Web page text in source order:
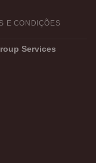
E CONDIÇÕES
Services